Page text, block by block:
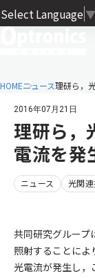
Select Language ▼
HOMEニュース理研ら，
2016年07月21日
理研ら，
電流を発
ニュース 光関
共同研究グループ
照射することによ
光電流が発生し